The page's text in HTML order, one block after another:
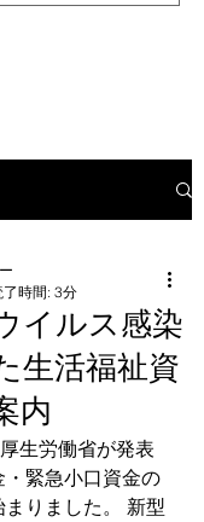
イルス感染
生活福祉資
内
了時間: 3分
生労働省が発表
・緊急小口資金の
りました。 新型